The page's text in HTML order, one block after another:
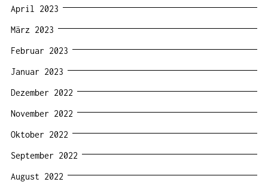
April 2023
März 2023
Februar 2023
Januar 2023
Dezember 2022
November 2022
Oktober 2022
September 2022
August 2022